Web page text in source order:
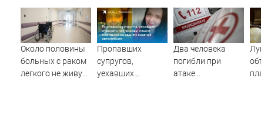
Около половины
больных с раком
легкого не живут
Пропавших
супругов,
уехавших
Два человека
погибли при
атаке